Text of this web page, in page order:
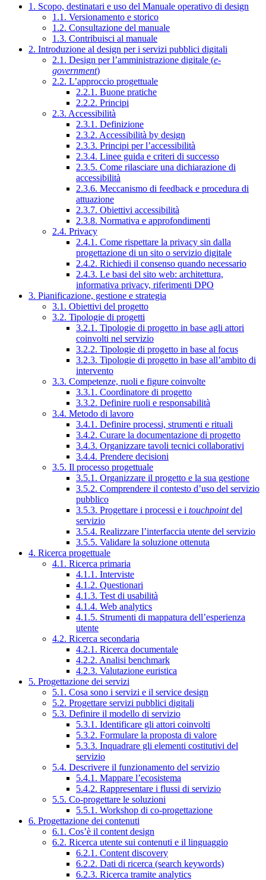
1. Scopo, destinatari e uso del Manuale operativo di design
1.1. Versionamento e storico
1.2. Consultazione del manuale
1.3. Contribuisci al manuale
2. Introduzione al design per i servizi pubblici digitali
2.1. Design per l’amministrazione digitale (e-
government)
2.2. L’approccio progettuale
2.2.1. Buone pratiche
2.2.2. Principi
2.3. Accessibilità
2.3.1. Definizione
2.3.2. Accessibilità by design
2.3.3. Principi per l’accessibilità
2.3.4. Linee guida e criteri di successo
2.3.5. Come rilasciare una dichiarazione di
accessibilità
2.3.6. Meccanismo di feedback e procedura di
attuazione
2.3.7. Obiettivi accessibilità
2.3.8. Normativa e approfondimenti
2.4. Privacy
2.4.1. Come rispettare la privacy sin dalla
progettazione di un sito o servizio digitale
2.4.2. Richiedi il consenso quando necessario
2.4.3. Le basi del sito web: architettura,
informativa privacy, riferimenti DPO
3. Pianificazione, gestione e strategia
3.1. Obiettivi del progetto
3.2. Tipologie di progetti
3.2.1. Tipologie di progetto in base agli attori
coinvolti nel servizio
3.2.2. Tipologie di progetto in base al focus
3.2.3. Tipologie di progetto in base all’ambito di
intervento
3.3. Competenze, ruoli e figure coinvolte
3.3.1. Coordinatore di progetto
3.3.2. Definire ruoli e responsabilità
3.4. Metodo di lavoro
3.4.1. Definire processi, strumenti e rituali
3.4.2. Curare la documentazione di progetto
3.4.3. Organizzare tavoli tecnici collaborativi
3.4.4. Prendere decisioni
3.5. Il processo progettuale
3.5.1. Organizzare il progetto e la sua gestione
3.5.2. Comprendere il contesto d’uso del servizio
pubblico
3.5.3. Progettare i processi e i touchpointdel
servizio
3.5.4. Realizzare l’interfaccia utente del servizio
3.5.5. Validare la soluzione ottenuta
4. Ricerca progettuale
4.1. Ricerca primaria
4.1.1. Interviste
4.1.2. Questionari
4.1.3. Test di usabilità
4.1.4. Web analytics
4.1.5. Strumenti di mappatura dell’esperienza
utente
4.2. Ricerca secondaria
4.2.1. Ricerca documentale
4.2.2. Analisi benchmark
4.2.3. Valutazione euristica
5. Progettazione dei servizi
5.1. Cosa sono i servizi e il service design
5.2. Progettare servizi pubblici digitali
5.3. Definire il modello di servizio
5.3.1. Identificare gli attori coinvolti
5.3.2. Formulare la proposta di valore
5.3.3. Inquadrare gli elementi costitutivi del
servizio
5.4. Descrivere il funzionamento del servizio
5.4.1. Mappare l’ecosistema
5.4.2. Rappresentare i flussi di servizio
5.5. Co-progettare le soluzioni
5.5.1. Workshop di co-progettazione
6. Progettazione dei contenuti
6.1. Cos’è il content design
6.2. Ricerca utente sui contenuti e il linguaggio
6.2.1. Content discovery
6.2.2. Dati di ricerca (search keywords)
6.2.3. Ricerca tramite analytics